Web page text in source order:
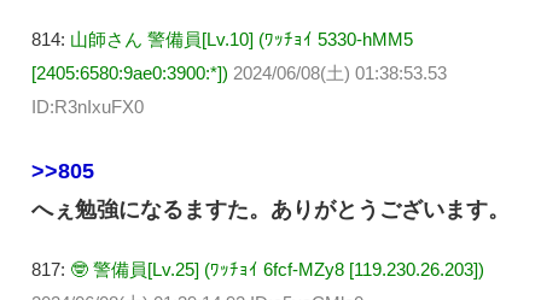
814: 山師さん 警備員[Lv.10] (ﾜｯﾁｮｲ 5330-hMM5
[2405:6580:9ae0:3900:*]) 2024/06/08(土) 01:38:53.53
ID:R3nIxuFX0
>>805
へぇ勉強になるますた。ありがとうございます。
817: 🤓 警備員[Lv.25] (ﾜｯﾁｮｲ 6fcf-MZy8 [119.230.26.203])